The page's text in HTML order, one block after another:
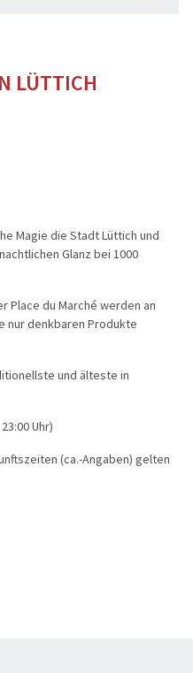
LÜTTICH
Magie die Stadt Lüttich und
Glanz bei 1000
Place du Marché werden an
nur denkbaren Produkte
und älteste in
Uhr)
(ca.-Angaben) gelten